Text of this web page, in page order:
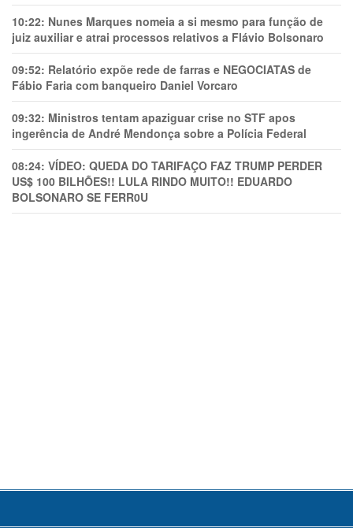
10:22: Nunes Marques nomeia a si mesmo para função de
juiz auxiliar e atrai processos relativos a Flávio Bolsonaro
09:52: Relatório expõe rede de farras e NEGOCIATAS de
Fábio Faria com banqueiro Daniel Vorcaro
09:32: Ministros tentam apaziguar crise no STF apos
ingerência de André Mendonça sobre a Polícia Federal
08:24: VÍDEO: QUEDA DO TARIFAÇO FAZ TRUMP PERDER
US$ 100 BILHÕES!! LULA RINDO MUITO!! EDUARDO
BOLSONARO SE FERR0U